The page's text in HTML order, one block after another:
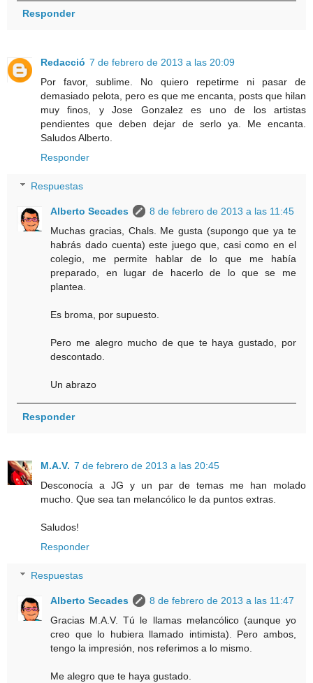
Responder
Redacció 7 de febrero de 2013 a las 20:09
Por favor, sublime. No quiero repetirme ni pasar de
demasiado pelota, pero es que me encanta, posts que hilan
muy finos, y Jose Gonzalez es uno de los artistas
pendientes que deben dejar de serlo ya. Me encanta.
Saludos Alberto.
Responder
Respuestas
Alberto Secades
8 de febrero de 2013 a las 11:45
Muchas gracias, Chals. Me gusta (supongo que ya te
habrás dado cuenta) este juego que, casi como en el
colegio, me permite hablar de lo que me había
preparado, en lugar de hacerlo de lo que se me
plantea.
Es broma, por supuesto.
Pero me alegro mucho de que te haya gustado, por
descontado.
Un abrazo
Responder
M.A.V. 7 de febrero de 2013 a las 20:45
Desconocía a JG y un par de temas me han molado
mucho. Que sea tan melancólico le da puntos extras.
Saludos!
Responder
Respuestas
Alberto Secades
8 de febrero de 2013 a las 11:47
Gracias M.A.V. Tú le llamas melancólico (aunque yo
creo que lo hubiera llamado intimista). Pero ambos,
tengo la impresión, nos referimos a lo mismo.
Me alegro que te haya gustado.